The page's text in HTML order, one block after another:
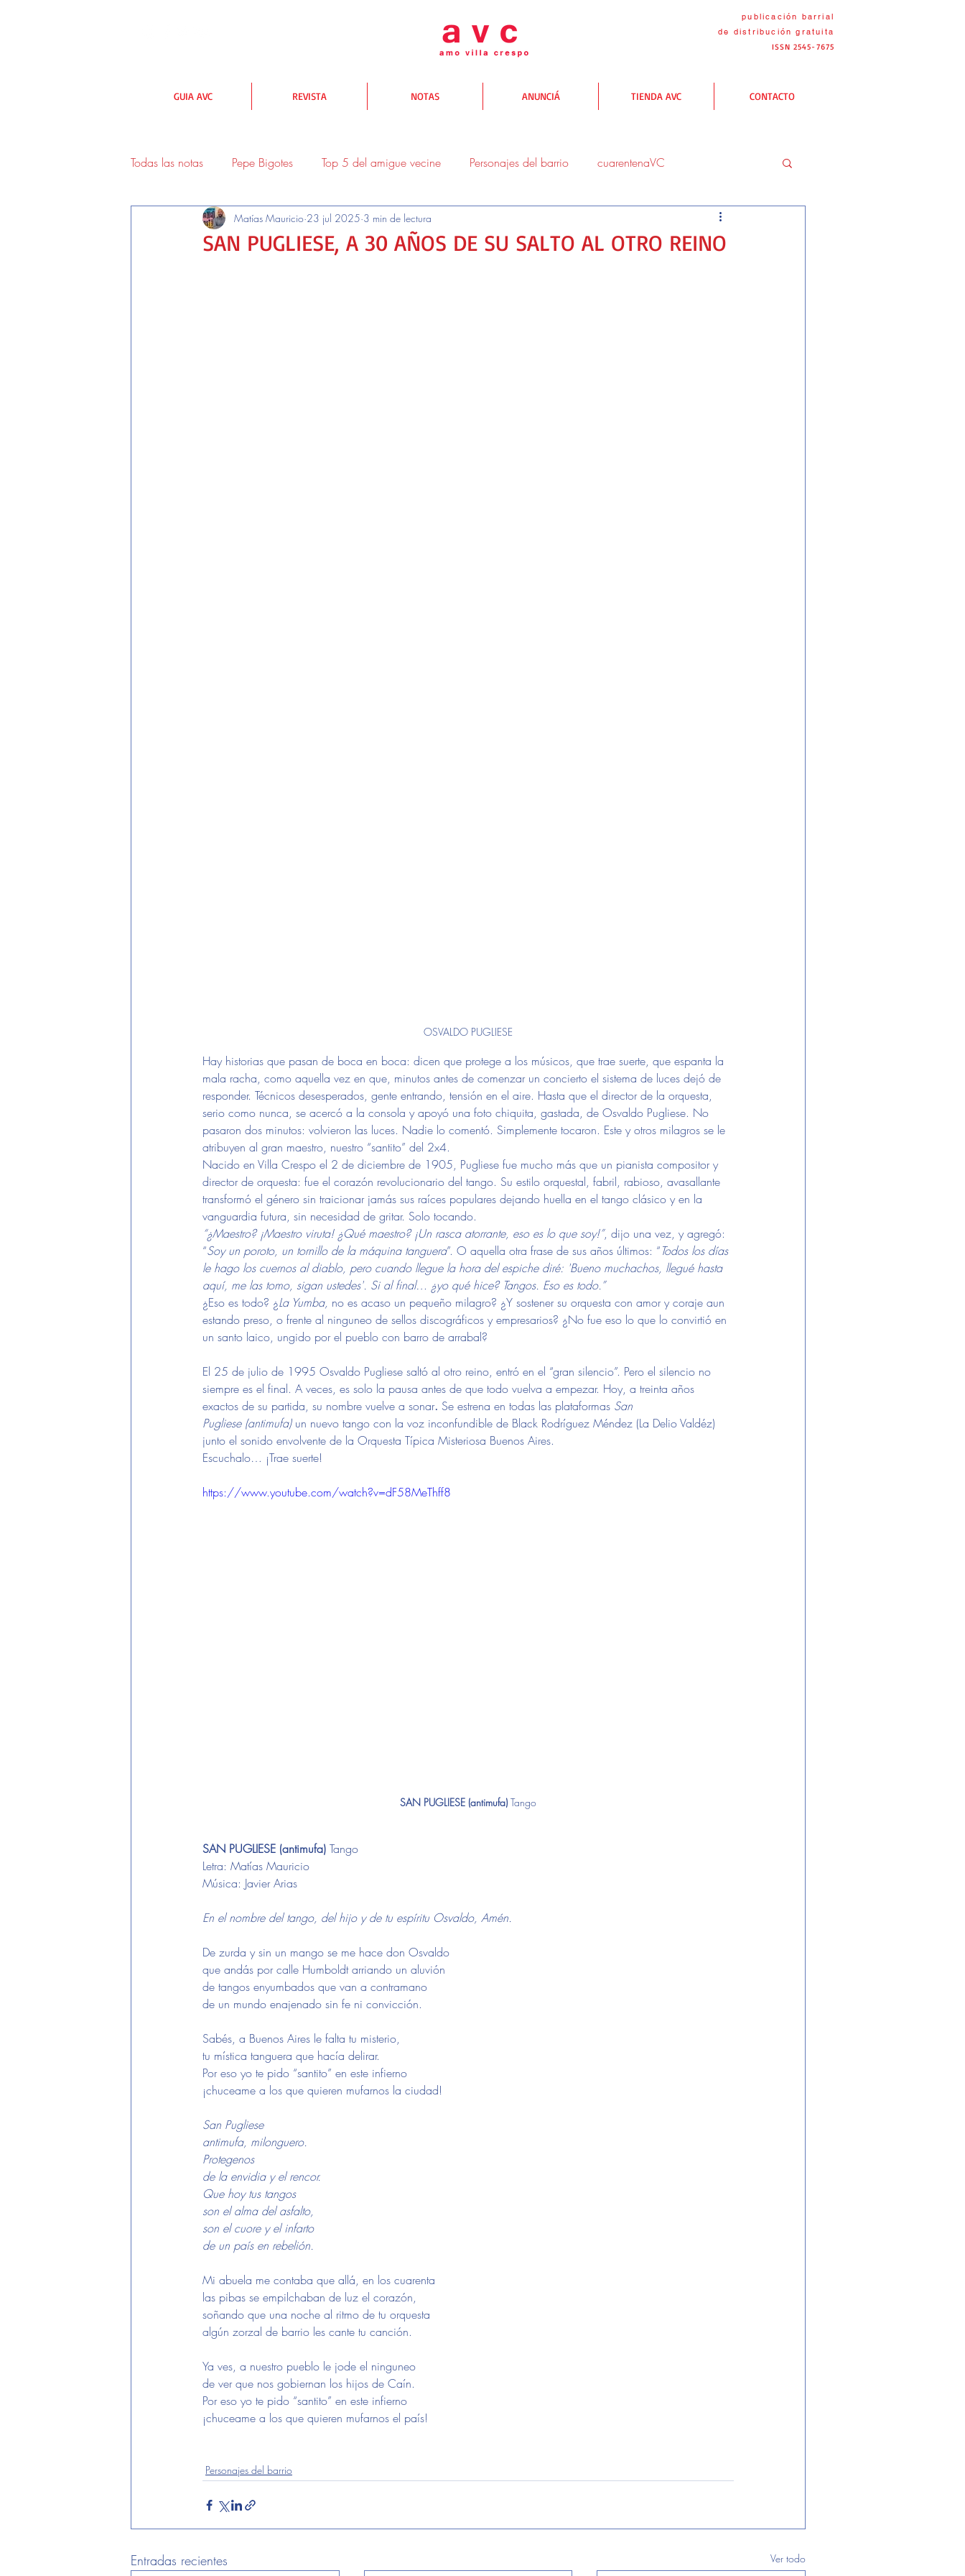
publicación barrial
de distribucióngratuita
ISSN 2545-7675
GUIA AVC REVISTA NOTAS ANUNCIÁ TIENDA AVC CONTACTO
Todas las notas Pepe Bigotes Top 5 del amigue vecine Personajes del barrio cuarentenaVC
urbanismo y medioambiente donde comer donde salir Las rutas AVC
SAN PUGLIESE, A 30 AÑOS DE SU SALTO AL OTRO REINO
Matías Mauricio 23 jul 2025 3 min de lectura
OSVALDO PUGLIESE
Hay historias que pasan de boca en boca: dicen que protege a los músicos, que trae suerte, que espanta la
mala racha, como aquella vez en que, minutos antes de comenzar un concierto el sistema de luces dejó de
responder. Técnicos desesperados, gente entrando, tensión en el aire. Hasta que el director de la orquesta,
serio como nunca, se acercó a la consola y apoyó una foto chiquita, gastada, de Osvaldo Pugliese. No
pasaron dos minutos: volvieron las luces. Nadie lo comentó. Simplemente tocaron. Este y otros milagros se le
atribuyen al gran maestro, nuestro “santito” del 2x4.
Nacido en Villa Crespo el 2 de diciembre de 1905, Pugliese fue mucho más que un pianista compositor y
director de orquesta: fue el corazón revolucionario del tango. Su estilo orquestal, fabril, rabioso, avasallante
transformó el género sin traicionar jamás sus raíces populares dejando huella en el tango clásico y en la
vanguardia futura, sin necesidad de gritar. Solo tocando.
“¿Maestro? ¡Maestro viruta! ¿Qué maestro? ¡Un rasca atorrante, eso es lo que soy!”, dijo una vez, y agregó:
“Soy un poroto, un tornillo de la máquina tanguera”. O aquella otra frase de sus años últimos: “Todos los días
le hago los cuernos al diablo, pero cuando llegue la hora del espiche diré: 'Bueno muchachos, llegué hasta
aquí, me las tomo, sigan ustedes'. Si al final… ¿yo qué hice? Tangos. Eso es todo.”
¿Eso es todo? ¿La Yumba, no es acaso un pequeño milagro? ¿Y sostener su orquesta con amor y coraje aun
estando preso, o frente al ninguneo de sellos discográficos y empresarios? ¿No fue eso lo que lo convirtió en
un santo laico, ungido por el pueblo con barro de arrabal?
El 25 de julio de 1995 Osvaldo Pugliese saltó al otro reino, entró en el “gran silencio”. Pero el silencio no
siempre es el final. A veces, es solo la pausa antes de que todo vuelva a empezar. Hoy, a treinta años
exactos de su partida, su nombre vuelve a sonar. Se estrena en todas las plataformas San
Pugliese (antimufa) un nuevo tango con la voz inconfundible de Black Rodríguez Méndez (La Delio Valdéz)
junto el sonido envolvente de la Orquesta Típica Misteriosa Buenos Aires.
Escuchalo… ¡Trae suerte!
https://www.youtube.com/watch?v=dF58MeThff8
SAN PUGLIESE (antimufa) Tango
SAN PUGLIESE (antimufa) Tango
Letra: Matías Mauricio
Música: Javier Arias
En el nombre del tango, del hijo y de tu espíritu Osvaldo, Amén.
De zurda y sin un mango se me hace don Osvaldo
que andás por calle Humboldt arriando un aluvión
de tangos enyumbados que van a contramano
de un mundo enajenado sin fe ni convicción.
Sabés, a Buenos Aires le falta tu misterio,
tu mística tanguera que hacía delirar.
Por eso yo te pido “santito” en este infierno
¡chuceame a los que quieren mufarnos la ciudad!
San Pugliese
antimufa, milonguero.
Protegenos
de la envidia y el rencor.
Que hoy tus tangos
son el alma del asfalto,
son el cuore y el infarto
de un país en rebelión.
Mi abuela me contaba que allá, en los cuarenta
las pibas se empilchaban de luz el corazón,
soñando que una noche al ritmo de tu orquesta
algún zorzal de barrio les cante tu canción.
Ya ves, a nuestro pueblo le jode el ninguneo
de ver que nos gobiernan los hijos de Caín.
Por eso yo te pido “santito” en este infierno
¡chuceame a los que quieren mufarnos el país!
Personajes del barrio
Entradas recientes Ver todo